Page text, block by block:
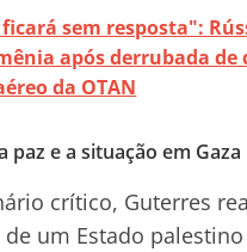
sem resposta":
após derrubada de
da OTAN
paz e a situação em Gaza
crítico, Guterres
um Estado palestino